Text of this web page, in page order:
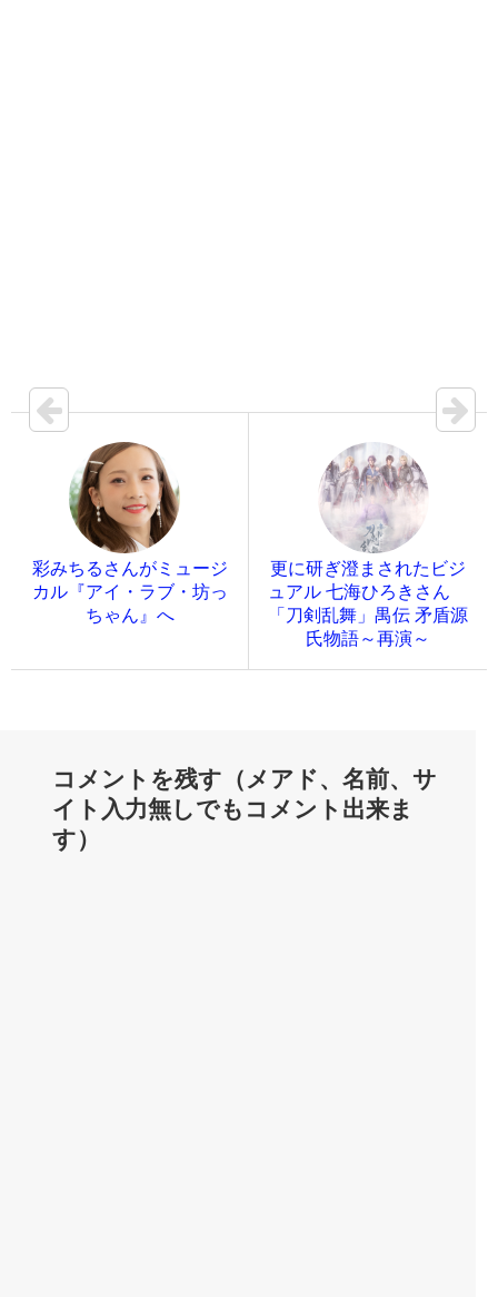
彩みちるさんがミュージ
カル『アイ・ラブ・坊っ
ちゃん』へ
更に研ぎ澄まされたビジ
ュアル 七海ひろきさん
「刀剣乱舞」禺伝 矛盾源
氏物語～再演～
コメントを残す（メアド、名前、サ
イト入力無しでもコメント出来ま
す）